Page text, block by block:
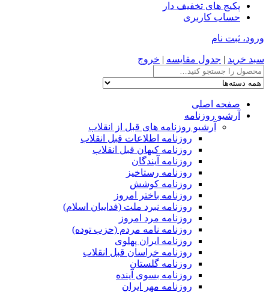
پکیج های تخفیف دار
حساب کاربری
ورود، ثبت نام
سبد خرید | جدول مقایسه | خروج
صفحه اصلی
آرشیو روزنامه
آرشیو روزنامه های قبل از انقلاب
روزنامه اطلاعات قبل انقلاب
روزنامه کیهان قبل انقلاب
روزنامه آیندگان
روزنامه رستاخیز
روزنامه کوشش
روزنامه باختر امروز
روزنامه نبرد ملت (فداییان اسلام)
روزنامه مرد امروز
روزنامه نامه مردم (حزب توده)
روزنامه ایران پهلوی
روزنامه خراسان قبل انقلاب
روزنامه گلستان
روزنامه بسوی آینده
روزنامه مهر ایران